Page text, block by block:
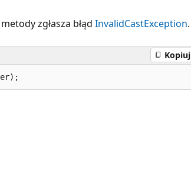
zgłasza błąd InvalidCastException.
Kopiuj